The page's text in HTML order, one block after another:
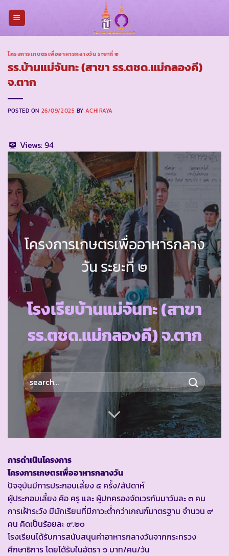
โครงการเกษตรเพื่ออาหารกลางวัน ระยะที่ ๒
รร.บ้านแม่จันทะ (สาขา รร.ตชด.แม่กลองคี)
จ.ตาก
POSTED ON 26/09/2025 BYACHIRAYA
Views:94
โครงการเกษตรเพื่ออาหารกลาง
วัน ระยะที่ ๒
โรงเรียบ้านแม่จันทะ (สาขา
รร.ตชด.แม่กลองคี) จ.ตาก
การดำเนินโครงการ
โครงการเกษตรเพื่ออาหารกลางวัน
ปัจจุบันมีการประกอบเลี้ยง ๕ ครั้ง/สัปดาห์
ผู้ประกอบเลี้ยง คือ ครู และ ผู้ปกครองจัดเวรกันมาวันละ ๓ คน
การเฝ้าระวัง มีนักเรียนที่มีภาวะต่ำกว่าเกณฑ์มาตรฐาน จำนวน ๙
คน คิดเป็นร้อยละ ๙.๒๐
โรงเรียนได้รับการสนับสนุนค่าอาหารกลางวันจากกระทรวง
ศึกษาธิการ โดยได้รับในอัตรา ๖ บาท/คน/วัน